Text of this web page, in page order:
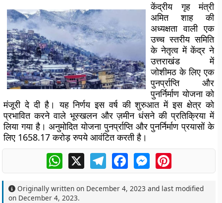
केंद्रीय गृह मंत्री
अमित शाह की
अध्यक्षता वाली एक
उच्च स्तरीय समिति
के नेतृत्व में केंद्र ने
उत्तराखंड में
जोशीमठ के लिए एक
पुनर्प्राप्ति और
पुनर्निर्माण योजना को
मंजूरी दे दी है। यह निर्णय इस वर्ष की शुरुआत में इस क्षेत्र को
प्रभावित करने वाले भूस्खलन और ज़मीन धंसने की प्रतिक्रिया में
लिया गया है। अनुमोदित योजना पुनर्प्राप्ति और पुनर्निर्माण प्रयासों के
लिए 1658.17 करोड़ रुपये आवंटित करती है।
WhatsApp
X TelegramFacebookMessengerPinterest
Originally written on December 4, 2023 and last modified
on December 4, 2023.